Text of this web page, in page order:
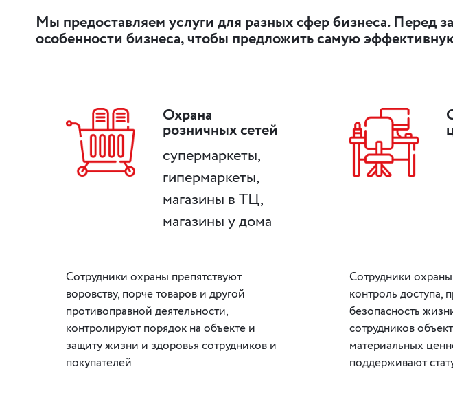
Мы предоставляем услуги для разных сфер бизнеса. Перед
особенности бизнеса, чтобы предложить самую
Охрана
розничных сетей
супермаркеты,
гипермаркеты,
магазины в ТЦ,
магазины у дома
Сотрудники охраны препятствуют
воровству, порче товаров и другой
противоправной деятельности,
контролируют порядок на объекте и
защиту жизни и здоровья сотрудников и
покупателей
Сотрудники
контроль доступа,
безопасность
сотрудников
материальных
поддерживают